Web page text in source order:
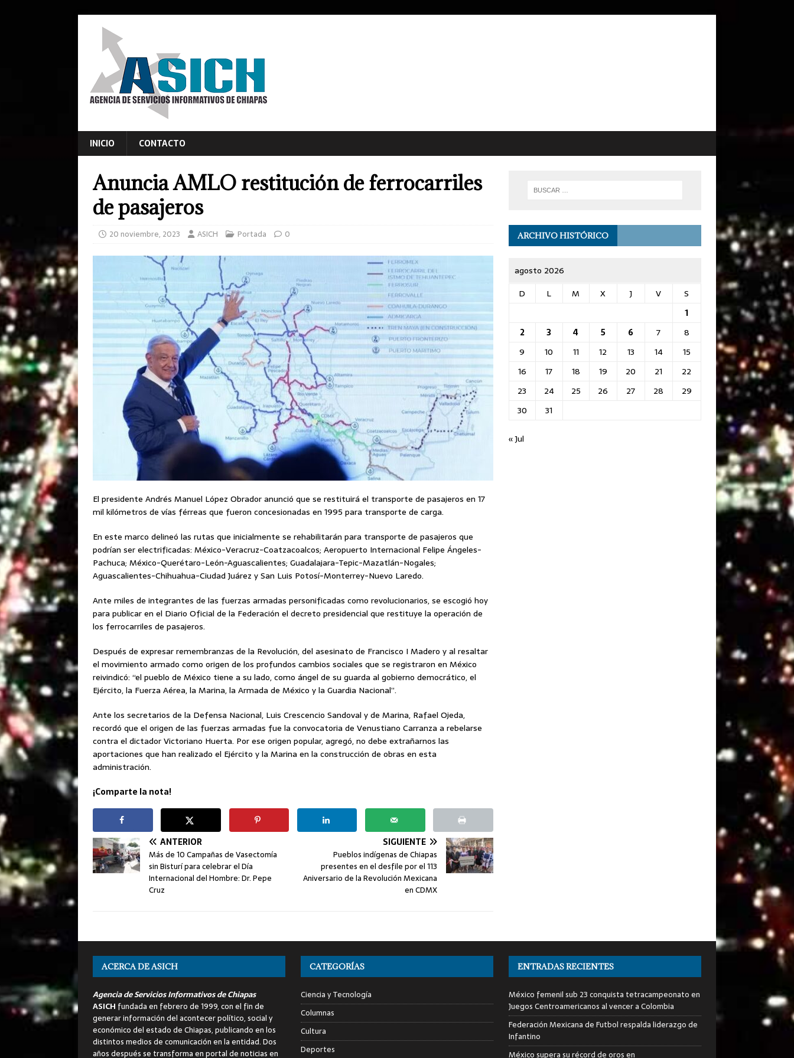
INICIO CONTACTO
Anuncia AMLO restitución de ferrocarriles
de pasajeros
20 noviembre, 2023 ASICH Portada 0
El presidente Andrés Manuel López Obrador anunció que se restituirá el transporte de pasajeros en 17
mil kilómetros de vías férreas que fueron concesionadas en 1995 para transporte de carga.
En este marco delineó las rutas que inicialmente se rehabilitarán para transporte de pasajeros que
podrían ser electrificadas: México-Veracruz-Coatzacoalcos; Aeropuerto Internacional Felipe Ángeles-
Pachuca; México-Querétaro-León-Aguascalientes; Guadalajara-Tepic-Mazatlán-Nogales;
Aguascalientes-Chihuahua-Ciudad Juárez y San Luis Potosí-Monterrey-Nuevo Laredo.
Ante miles de integrantes de las fuerzas armadas personificadas como revolucionarios, se escogió hoy
para publicar en el Diario Oficial de la Federación el decreto presidencial que restituye la operación de
los ferrocarriles de pasajeros.
Después de expresar remembranzas de la Revolución, del asesinato de Francisco I Madero y al resaltar
el movimiento armado como origen de los profundos cambios sociales que se registraron en México
reivindicó: “el pueblo de México tiene a su lado, como ángel de su guarda al gobierno democrático, el
Ejército, la Fuerza Aérea, la Marina, la Armada de México y la Guardia Nacional”.
Ante los secretarios de la Defensa Nacional, Luis Crescencio Sandoval y de Marina, Rafael Ojeda,
recordó que el origen de las fuerzas armadas fue la convocatoria de Venustiano Carranza a rebelarse
contra el dictador Victoriano Huerta. Por ese origen popular, agregó, no debe extrañarnos las
aportaciones que han realizado el Ejército y la Marina en la construcción de obras en esta
administración.
¡Comparte la nota!
ANTERIOR
Más de 10 Campañas de Vasectomía
sin Bisturí para celebrar el Día
Internacional del Hombre: Dr. Pepe
Cruz
SIGUIENTE
Pueblos indígenas de Chiapas
presentes en el desfile por el 113
Aniversario de la Revolución Mexicana
en CDMX
ARCHIVO HISTÓRICO
agosto 2026
D
L M X J V
S
1
2
3 4 5 6 7
8
9
10 11 12 13 14
15
16
17 18 19 20 21
22
23
24 25 26 27 28
29
30
31
« Jul
ACERCA DE ASICH
Agencia de Servicios Informativos de Chiapas
ASICH fundada en febrero de 1999, con el fin de
generar información del acontecer político, social y
económico del estado de Chiapas, publicando en los
distintos medios de comunicación en la entidad. Dos
años después se transforma en portal de noticias en
CATEGORÍAS
Ciencia y Tecnología
Columnas
Cultura
Deportes
ENTRADAS RECIENTES
México femenil sub 23 conquista tetracampeonato en
Juegos Centroamericanos al vencer a Colombia
Federación Mexicana de Futbol respalda liderazgo de
Infantino
México supera su récord de oros en